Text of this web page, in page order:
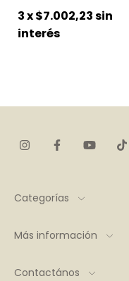
3x$7.002,23sin
interés
Categorías
Más información
Contactános